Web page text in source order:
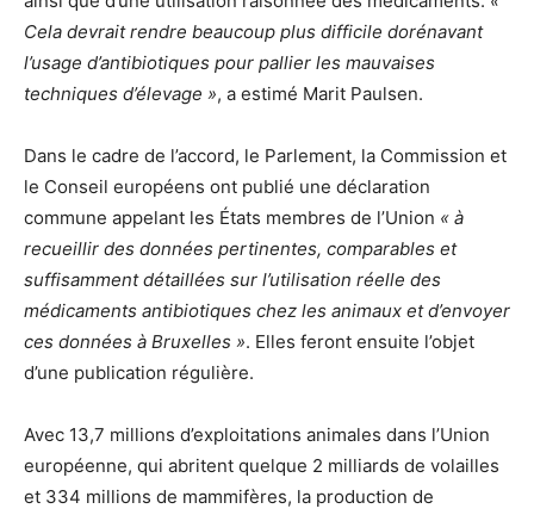
Cela devrait rendre beaucoup plus difficile dorénavant
l’usage d’antibiotiques pour pallier les mauvaises
techniques d’élevage », a estimé Marit Paulsen.
Dans le cadre de l’accord, le Parlement, la Commission et
le Conseil européens ont publié une déclaration
commune appelant les États membres de l’Union « à
recueillir des données pertinentes, comparables et
suffisamment détaillées sur l’utilisation réelle des
médicaments antibiotiques chez les animaux et d’envoyer
ces données à Bruxelles ». Elles feront ensuite l’objet
d’une publication régulière.
Avec 13,7 millions d’exploitations animales dans l’Union
européenne, qui abritent quelque 2 milliards de volailles
et 334 millions de mammifères, la production de